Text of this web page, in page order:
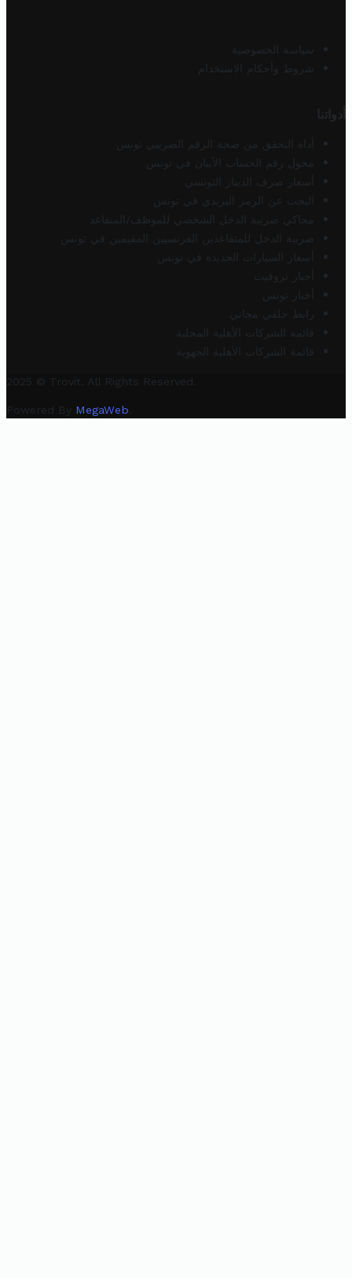
سياسة الخصوصية
شروط وأحكام الاستخدام
أدواتنا
أداة التحقق من صحة الرقم الضريبي تونس
محول رقم الحساب الآيبان في تونس
أسعار صرف الدينار التونسي
البحث عن الرمز البريدي في تونس
محاكي ضريبة الدخل الشخصي للموظف/المتقاعد
ضريبة الدخل للمتقاعدين الفرنسيين المقيمين في تونس
أسعار السيارات الجديدة في تونس
أخبار تروفيت
أخبار تونس
رابط خلفي مجاني
قائمة الشركات الأهلية المحلية
قائمة الشركات الأهلية الجهوية
2025 © Trovit. All Rights Reserved.
Powered By MegaWeb